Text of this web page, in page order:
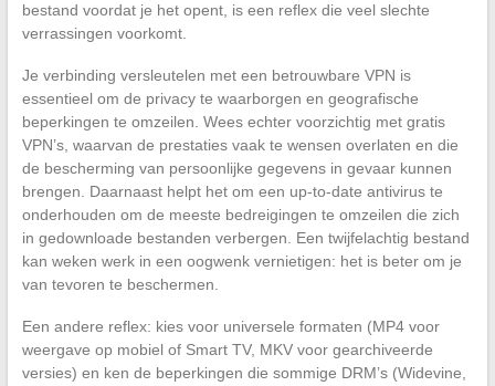
bestand voordat je het opent, is een reflex die veel slechte
verrassingen voorkomt.
Je verbinding versleutelen met een betrouwbare VPN is
essentieel om de privacy te waarborgen en geografische
beperkingen te omzeilen. Wees echter voorzichtig met gratis
VPN’s, waarvan de prestaties vaak te wensen overlaten en die
de bescherming van persoonlijke gegevens in gevaar kunnen
brengen. Daarnaast helpt het om een up-to-date antivirus te
onderhouden om de meeste bedreigingen te omzeilen die zich
in gedownloade bestanden verbergen. Een twijfelachtig bestand
kan weken werk in een oogwenk vernietigen: het is beter om je
van tevoren te beschermen.
Een andere reflex: kies voor universele formaten (MP4 voor
weergave op mobiel of Smart TV, MKV voor gearchiveerde
versies) en ken de beperkingen die sommige DRM’s (Widevine,